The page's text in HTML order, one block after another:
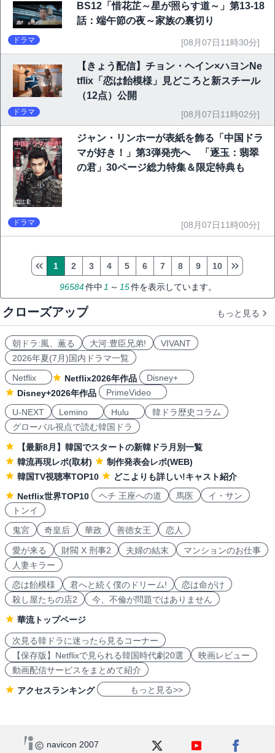
BS12「惜花芷～星が照らす道～」第13-18
話：端午節の夜～家族の裏切り
ドラマ [08月07日11時30分]
【きょう配信】チョン・ヘイン×ハヨンNe
tflix「恋は飴模様」見どころと新スチール
（12点）公開
ドラマ [08月07日11時02分]
ジャン・リンホーが表紙を飾る「中国ドラ
マが好き！」第3弾発売へ 「逐玉：翡翠
の君」30ページ総力特集＆限定特典も
ドラマ [08月07日11時00分]
96584件中1 ～ 15件を表示しています。
1 2 3 4 5 6 7 8 9 10
クローズアップ もっと見る
朝ドラ:風、薫る 大河:豊臣兄弟!
VIVANT
2026年夏(7月)国内ドラマ一覧
Netflix
Netflix2026年作品
Disney+
Disney+2026年作品
PrimeVideo
U-NEXT
Lemino Hulu
韓ドラ歴史コラム
グローバル視点で読む韓国ドラ
【最新8月】韓国でスタートの新韓ドラ月別一覧
韓流再現レポ(取材)
制作発表会レポ(WEB)
韓国TV視聴率TOP10
どこよりも詳しい!キャスト紹介
Netflix世界TOP10
ヘチ 王座への道 馬医
イ・サン
トンイ
鬼宮
奇皇后 華政 善徳女王 恋人
愛が来る 財閥 X 刑事2 夫婦の結末
マンションのお仕事
人妻キラー
恋は飴模様
君へと続く僕のドリーム!
恋は命がけ
殺し屋たちの店2
今、不倫が問題ではありません
華流トップページ
次見る韓ドラに迷ったら見るコーナー
【保存版】Netflixで見られる韓国時代劇20選
映画レビュー
動画配信サービスをまとめて紹介
アクセスランキング もっと見る>>
navicon 2007